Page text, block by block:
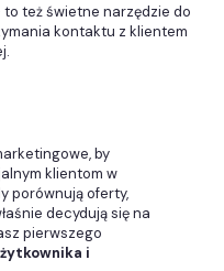
też świetne narzędzie do
kontaktu z klientem
by
klientom w
porównują oferty,
decydują się na
pierwszego
i